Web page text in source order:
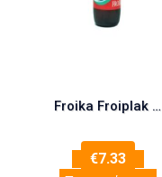
Froika Froiplak Plus 0,20% 250ml (Στοματικό Διάλυμα)
€7.33